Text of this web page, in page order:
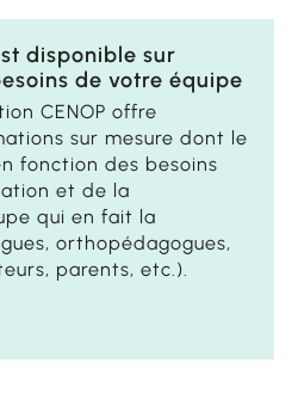
disponible sur
de votre équipe
CENOP offre
sur mesure dont le
fonction des besoins
et de la
qui en fait la
orthopédagogues,
parents, etc.).